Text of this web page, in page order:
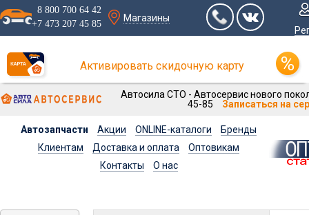
8 800 700 64 42
+7 473 207 45 85
Магазины
Активировать скидочную карту
Автосила СТО - Автосервис нового
45-85
Записаться на
Автозапчасти Акции ONLINE-каталоги
Бренды
Клиентам
Доставка и оплата
Оптовикам
Контакты
О нас